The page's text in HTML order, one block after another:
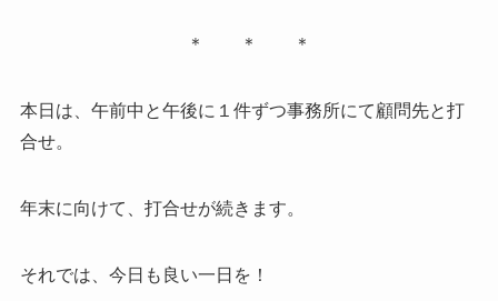
＊ ＊ ＊
本日は、午前中と午後に１件ずつ事務所にて顧問先と打
合せ。
年末に向けて、打合せが続きます。
それでは、今日も良い一日を！